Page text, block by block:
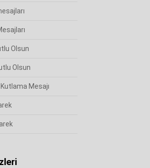
Olsun
Olsun
Mesajı